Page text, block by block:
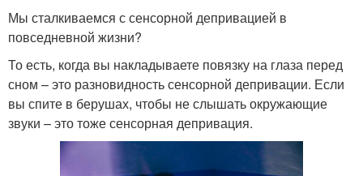
Мы сталкиваемся с сенсорной депривацией в
повседневной жизни?
То есть, когда вы накладываете повязку на глаза перед
сном – это разновидность сенсорной депривации. Если
вы спите в берушах, чтобы не слышать окружающие
звуки – это тоже сенсорная депривация.